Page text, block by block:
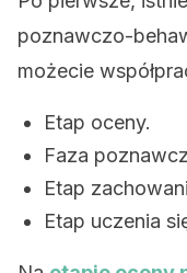
poznawczo-
możecie
Etap oceny.
Faza
Etap
Etap uczenia